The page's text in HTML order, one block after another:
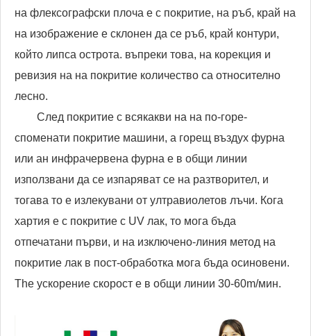
на флексографски плоча е с покритие, на ръб, край на
на изображение е склонен да се ръб, край контури,
който липса острота. въпреки това, на корекция и
ревизия на на покритие количество са относително
лесно.
След покритие с всякакви на на по-горе-
споменати покритие машини, a горещ въздух фурна
или ан инфрачервена фурна е в общи линии
използвани да се изпаряват се на разтворител, и
тогава то е излекувани от ултравиолетов лъчи. Кога
хартия е с покритие с UV лак, то мога бъда
отпечатани първи, и на изключено-линия метод на
покритие лак в пост-обработка мога бъда осиновени.
The ускорение скорост е в общи линии 30-60m/мин.